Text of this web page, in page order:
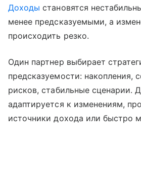
Доходы становятся
менее предсказуемыми, а
происходить резко.
Один партнер выбирает
предсказуемости: накопления,
рисков, стабильные сценарии.
адаптируется к изменениям,
источники дохода или быстро